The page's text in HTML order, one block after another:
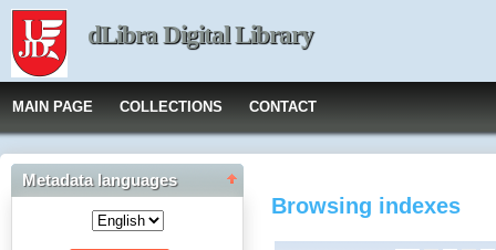
dLibra Digital Library
MAIN PAGE COLLECTIONS CONTACT
Metadata languages
Browsing indexes